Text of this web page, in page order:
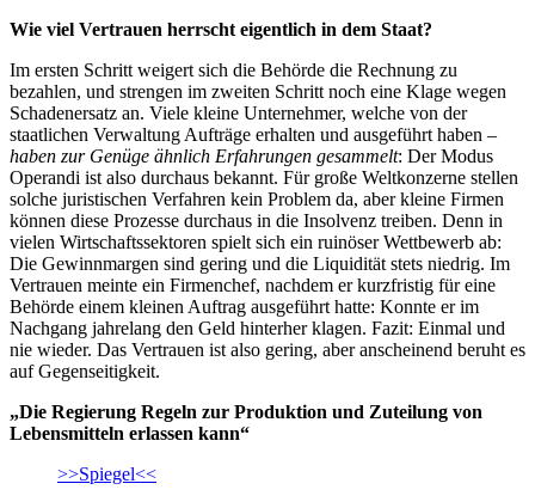
Wie viel Vertrauen herrscht eigentlich in dem Staat?
Im ersten Schritt weigert sich die Behörde die Rechnung zu
bezahlen, und strengen im zweiten Schritt noch eine Klage wegen
Schadenersatz an. Viele kleine Unternehmer, welche von der
staatlichen Verwaltung Aufträge erhalten und ausgeführt haben –
haben zur Genüge ähnlich Erfahrungen gesammelt: Der Modus
Operandi ist also durchaus bekannt. Für große Weltkonzerne stellen
solche juristischen Verfahren kein Problem da, aber kleine Firmen
können diese Prozesse durchaus in die Insolvenz treiben. Denn in
vielen Wirtschaftssektoren spielt sich ein ruinöser Wettbewerb ab:
Die Gewinnmargen sind gering und die Liquidität stets niedrig. Im
Vertrauen meinte ein Firmenchef, nachdem er kurzfristig für eine
Behörde einem kleinen Auftrag ausgeführt hatte: Konnte er im
Nachgang jahrelang den Geld hinterher klagen. Fazit: Einmal und
nie wieder. Das Vertrauen ist also gering, aber anscheinend beruht es
auf Gegenseitigkeit.
„Die Regierung Regeln zur Produktion und Zuteilung von
Lebensmitteln erlassen kann“
>>Spiegel<<